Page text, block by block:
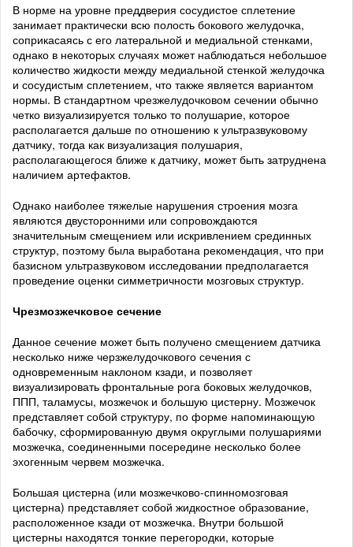
В норме на уровне преддверия сосудистое сплетение
занимает практически всю полость бокового желудочка,
соприкасаясь с его латеральной и медиальной стенками,
однако в некоторых случаях может наблюдаться небольшое
количество жидкости между медиальной стенкой желудочка
и сосудистым сплетением, что также является вариантом
нормы. В стандартном чрезжелудочковом сечении обычно
четко визуализируется только то полушарие, которое
располагается дальше по отношению к ультразвуковому
датчику, тогда как визуализация полушария,
располагающегося ближе к датчику, может быть затруднена
наличием артефактов.
Однако наиболее тяжелые нарушения строения мозга
являются двусторонними или сопровождаются
значительным смещением или искривлением срединных
структур, поэтому была выработана рекомендация, что при
базисном ультразвуковом исследовании предполагается
проведение оценки симметричности мозговых структур.
Чрезмозжечковое сечение
Данное сечение может быть получено смещением датчика
несколько ниже черзжелудочкового сечения с
одновременным наклоном кзади, и позволяет
визуализировать фронтальные рога боковых желудочков,
ППП, таламусы, мозжечок и большую цистерну. Мозжечок
представляет собой структуру, по форме напоминающую
бабочку, сформированную двумя округлыми полушариями
мозжечка, соединенными посередине несколько более
эхогенным червем мозжечка.
Большая цистерна (или мозжечково-спинномозговая
цистерна) представляет собой жидкостное образование,
расположенное кзади от мозжечка. Внутри большой
цистерны находятся тонкие перегородки, которые